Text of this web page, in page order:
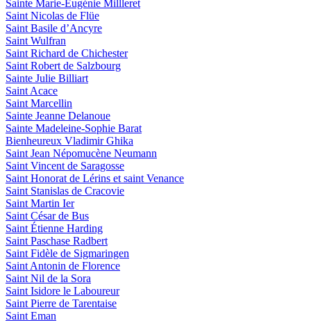
Sainte Marie-Eugénie Millleret
Saint Nicolas de Flüe
Saint Basile d’Ancyre
Saint Wulfran
Saint Richard de Chichester
Saint Robert de Salzbourg
Sainte Julie Billiart
Saint Acace
Saint Marcellin
Sainte Jeanne Delanoue
Sainte Madeleine-Sophie Barat
Bienheureux Vladimir Ghika
Saint Jean Népomucène Neumann
Saint Vincent de Saragosse
Saint Honorat de Lérins et saint Venance
Saint Stanislas de Cracovie
Saint Martin Ier
Saint César de Bus
Saint Étienne Harding
Saint Paschase Radbert
Saint Fidèle de Sigmaringen
Saint Antonin de Florence
Saint Nil de la Sora
Saint Isidore le Laboureur
Saint Pierre de Tarentaise
Saint Eman